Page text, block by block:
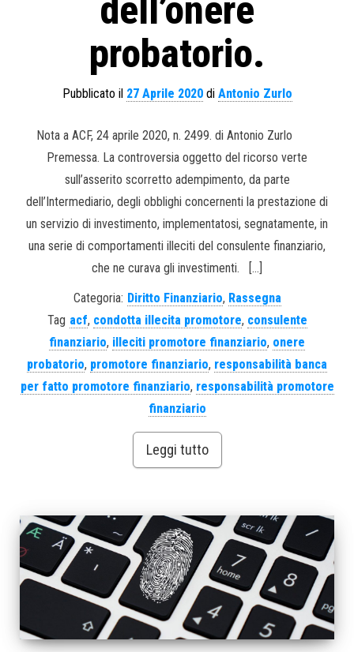
dell’onere
probatorio.
Pubblicato il 27 Aprile 2020di Antonio Zurlo
Nota a ACF, 24 aprile 2020, n. 2499. di Antonio Zurlo
Premessa. La controversia oggetto del ricorso verte
sull’asserito scorretto adempimento, da parte
dell’Intermediario, degli obblighi concernenti la prestazione di
un servizio di investimento, implementatosi, segnatamente, in
una serie di comportamenti illeciti del consulente finanziario,
che ne curava gli investimenti. […]
Categoria: Diritto Finanziario, Rassegna
Tag acf, condotta illecita promotore, consulente
finanziario, illeciti promotore finanziario, onere
probatorio, promotore finanziario, responsabilità banca
per fatto promotore finanziario, responsabilità promotore
finanziario
Leggi tutto